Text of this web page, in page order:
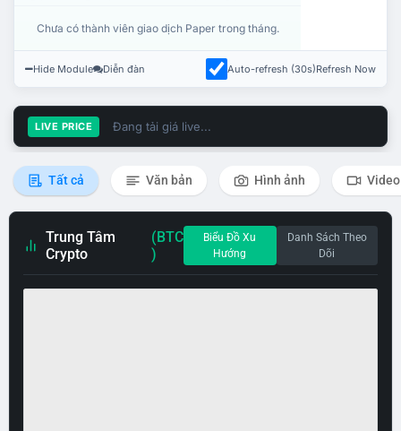
Chưa có thành viên giao dịch Paper trong tháng.
Hide Module Diễn đàn Auto-refresh (30s)Refresh Now
LIVE PRICE Đang tải giá live...
Tất cả Văn bản Hình ảnh Video
Trung Tâm
Crypto
(BTC
)
Biểu Đồ Xu
Hướng
Danh Sách Theo
Dõi